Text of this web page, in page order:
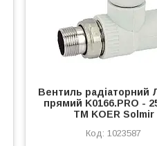
Вентиль радіаторний
прямий K0166.PRO -
ТМ KOER Solmir
1023587